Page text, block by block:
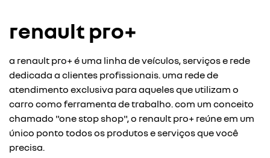
renault pro+
a renault pro+ é uma linha de veículos, serviços e rede
dedicada a clientes profissionais. uma rede de
atendimento exclusiva para aqueles que utilizam o
carro como ferramenta de trabalho. com um conceito
chamado "one stop shop", o renault pro+ reúne em um
único ponto todos os produtos e serviços que você
precisa.